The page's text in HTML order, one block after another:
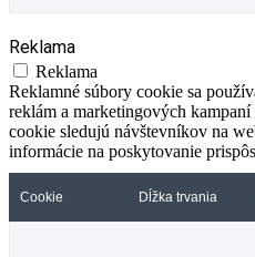
Reklama
Reklama
Reklamné súbory cookie sa
reklám a marketingových
cookie sledujú návštevníkov na
informácie na poskytovanie
Cookie Dĺžka trvania